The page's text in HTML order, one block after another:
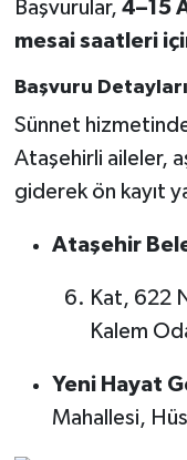
Başvurular, 4–15
mesai saatleri
Başvuru Detayları
Sünnet
Ataşehirli aileler,
giderek ön kayıt
Ataşehir
Kat, 622
Kalem
Yeni Hayat
Mahallesi,